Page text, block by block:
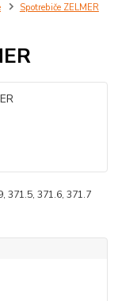
Spotrebiče ZELMER
371.5, 371.6, 371.7